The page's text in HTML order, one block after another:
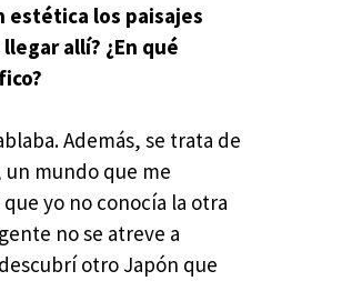
estética los paisajes
allí? ¿En qué
Además, se trata de
mundo que me
que yo no conocía la otra
no se atreve a
otro Japón que